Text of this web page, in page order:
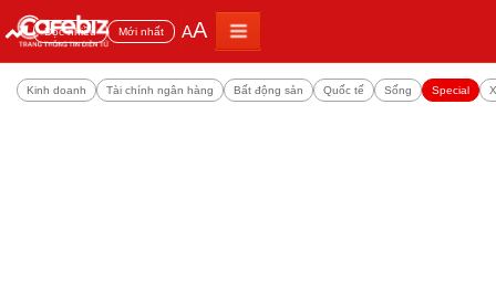
Đọc nhiều Mới nhất AA
Kinh doanh Tài chính ngân hàng Bất động sản Quốc tế Sống Special